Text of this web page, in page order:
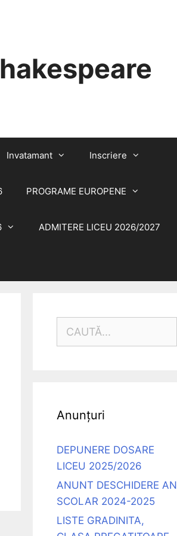
Invatamant Inscriere
PROGRAME EUROPENE
ADMITERE LICEU 2026/2027
Anunțuri
DEPUNERE DOSARE
LICEU 2025/2026
ANUNT DESCHIDERE AN
SCOLAR 2024-2025
LISTE GRADINITA,